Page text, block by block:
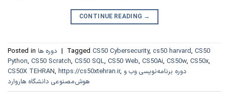
CONTINUE READING →
Posted in دوره ها | Tagged CS50 Cybersecurity, cs50 harvard, CS50
Python, CS50 Scratch, CS50 SQL, CS50 Web, CS50Ai, CS50w, CS50x,
CS50X TEHRAN, https://cs50xtehran.ir, دوره برنامه‌نویسی وب و
هوش‌مصنوعی دانشگاه هاروارد